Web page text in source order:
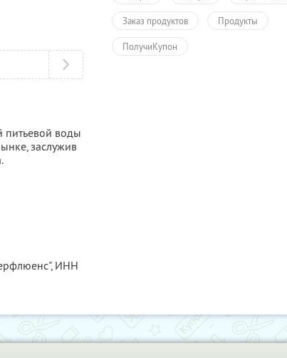
питьевой воды
заслужив
ИНН
Заказ продуктов Продукты
ПолучиКупон